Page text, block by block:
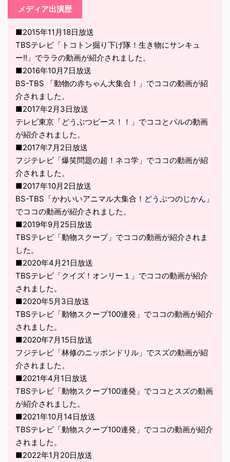
メディア出演歴
■2015年11月18日放送
TBSテレビ「トコトン掘り下げ隊！生き物にサンキュ
ー!!」でララの動画が紹介されました。
■2016年10月7日放送
BS-TBS 「動物の赤ちゃん大集合！」でココの動画が紹
介されました。
■2017年2月3日放送
テレビ東京「どうぶつピース！！」でココとパルの動画
が紹介されました。
■2017年7月2日放送
フジテレビ「爆笑問題の超！ネコ学」でココの動画が紹
介されました。
■2017年10月2日放送
BS-TBS「かわいいアニマル大集合！どうぶつのじかん」
でココの動画が紹介されました。
■2019年9月25日放送
TBSテレビ「動物スクープ」でココの動画が紹介されま
した。
■2020年4月21日放送
TBSテレビ「クイズ！オンリー１」でココの動画が紹介
されました。
■2020年5月3日放送
TBSテレビ「動物スクープ100連発」でココの動画が紹介
されました。
■2020年7月15日放送
フジテレビ「林修のニッポンドリル」でスズの動画が紹
介されました。
■2021年4月1日放送
TBSテレビ「動物スクープ100連発」でココとスズの動画
が紹介されました。
■2021年10月14日放送
TBSテレビ「動物スクープ100連発」でココの動画が紹介
されました。
■2022年1月20日放送